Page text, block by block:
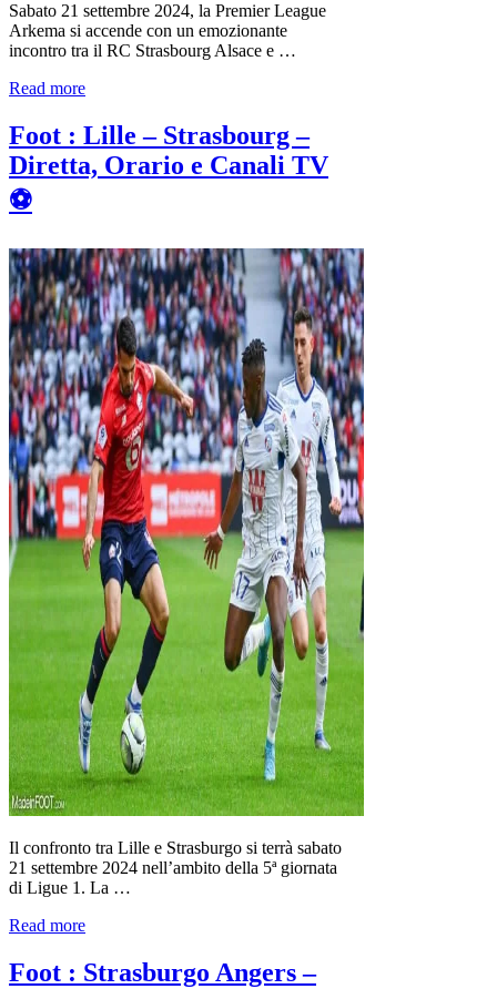
Sabato 21 settembre 2024, la Premier League
Arkema si accende con un emozionante
incontro tra il RC Strasbourg Alsace e …
Read more
Foot : Lille – Strasbourg –
Diretta, Orario e Canali TV
⚽
Il confronto tra Lille e Strasburgo si terrà sabato
21 settembre 2024 nell’ambito della 5ª giornata
di Ligue 1. La …
Read more
Foot : Strasburgo Angers –